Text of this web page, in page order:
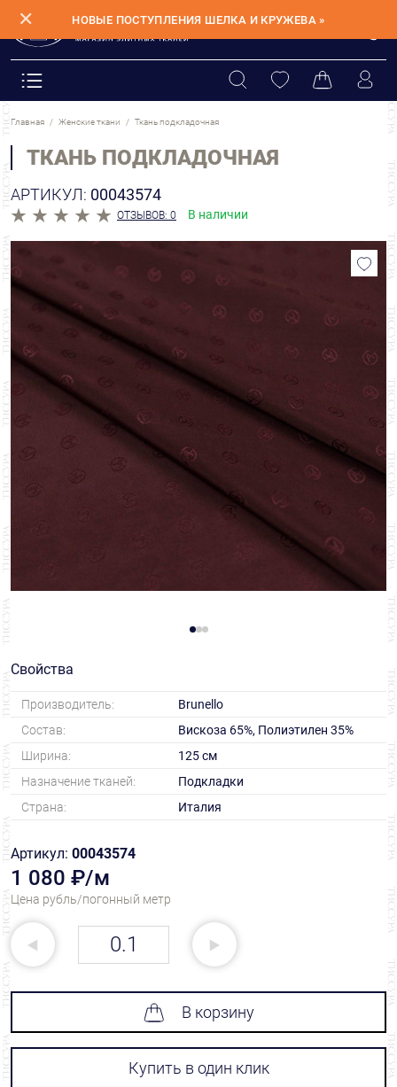
✕ НОВЫЕ ПОСТУПЛЕНИЯ ШЕЛКА И КРУЖЕВА »
Главная Женские ткани Ткань подкладочная
ТКАНЬ ПОДКЛАДОЧНАЯ
АРТИКУЛ: 00043574
ОТЗЫВОВ: 0 В наличии
Свойства
Производитель:
Brunello
Состав:
Вискоза 65%, Полиэтилен 35%
Ширина:
125 см
Назначение тканей:
Подкладки
Страна:
Италия
Артикул: 00043574
1 080 ₽/м
Цена рубль/погонный метр
В корзину
Купить в один клик